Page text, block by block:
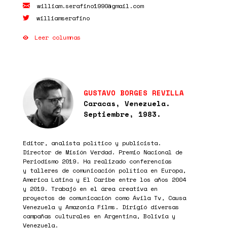
william.serafino1990@gmail.com
williamserafino
Leer columnas
GUSTAVO BORGES REVILLA
Caracas, Venezuela.
Septiembre, 1983.
Editor, analista político y publicista.
Director de Misión Verdad. Premio Nacional de
Periodismo 2019. Ha realizado conferencias
y talleres de comunicación política en Europa,
America Latina y El Caribe entre los años 2004
y 2019. Trabajó en el área creativa en
proyectos de comunicación como Ávila Tv, Causa
Venezuela y Amazonia Films. Dirigió diversas
campañas culturales en Argentina, Bolivia y
Venezuela.